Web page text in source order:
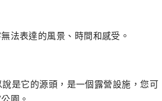
法表達的風景、時間和感受。
是它的源頭，是一個露營設施，您可
園。